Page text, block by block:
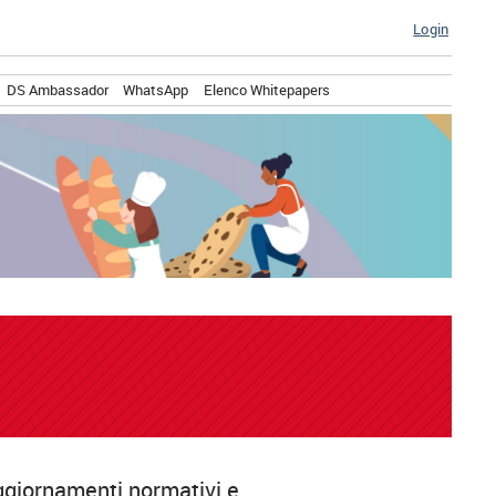
Login
DS Ambassador WhatsApp Elenco Whitepapers